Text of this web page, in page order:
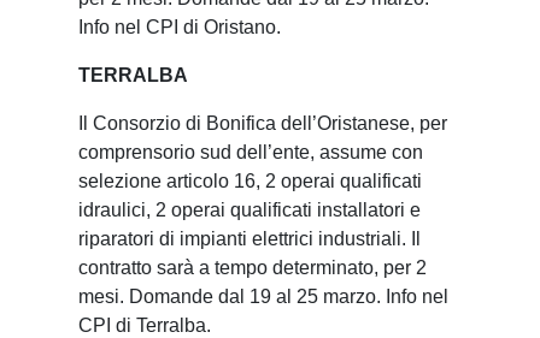
Info nel CPI di Oristano.
TERRALBA
Il Consorzio di Bonifica dell’Oristanese, per
comprensorio sud dell’ente, assume con
selezione articolo 16, 2 operai qualificati
idraulici, 2 operai qualificati installatori e
riparatori di impianti elettrici industriali. Il
contratto sarà a tempo determinato, per 2
mesi. Domande dal 19 al 25 marzo. Info nel
CPI di Terralba.